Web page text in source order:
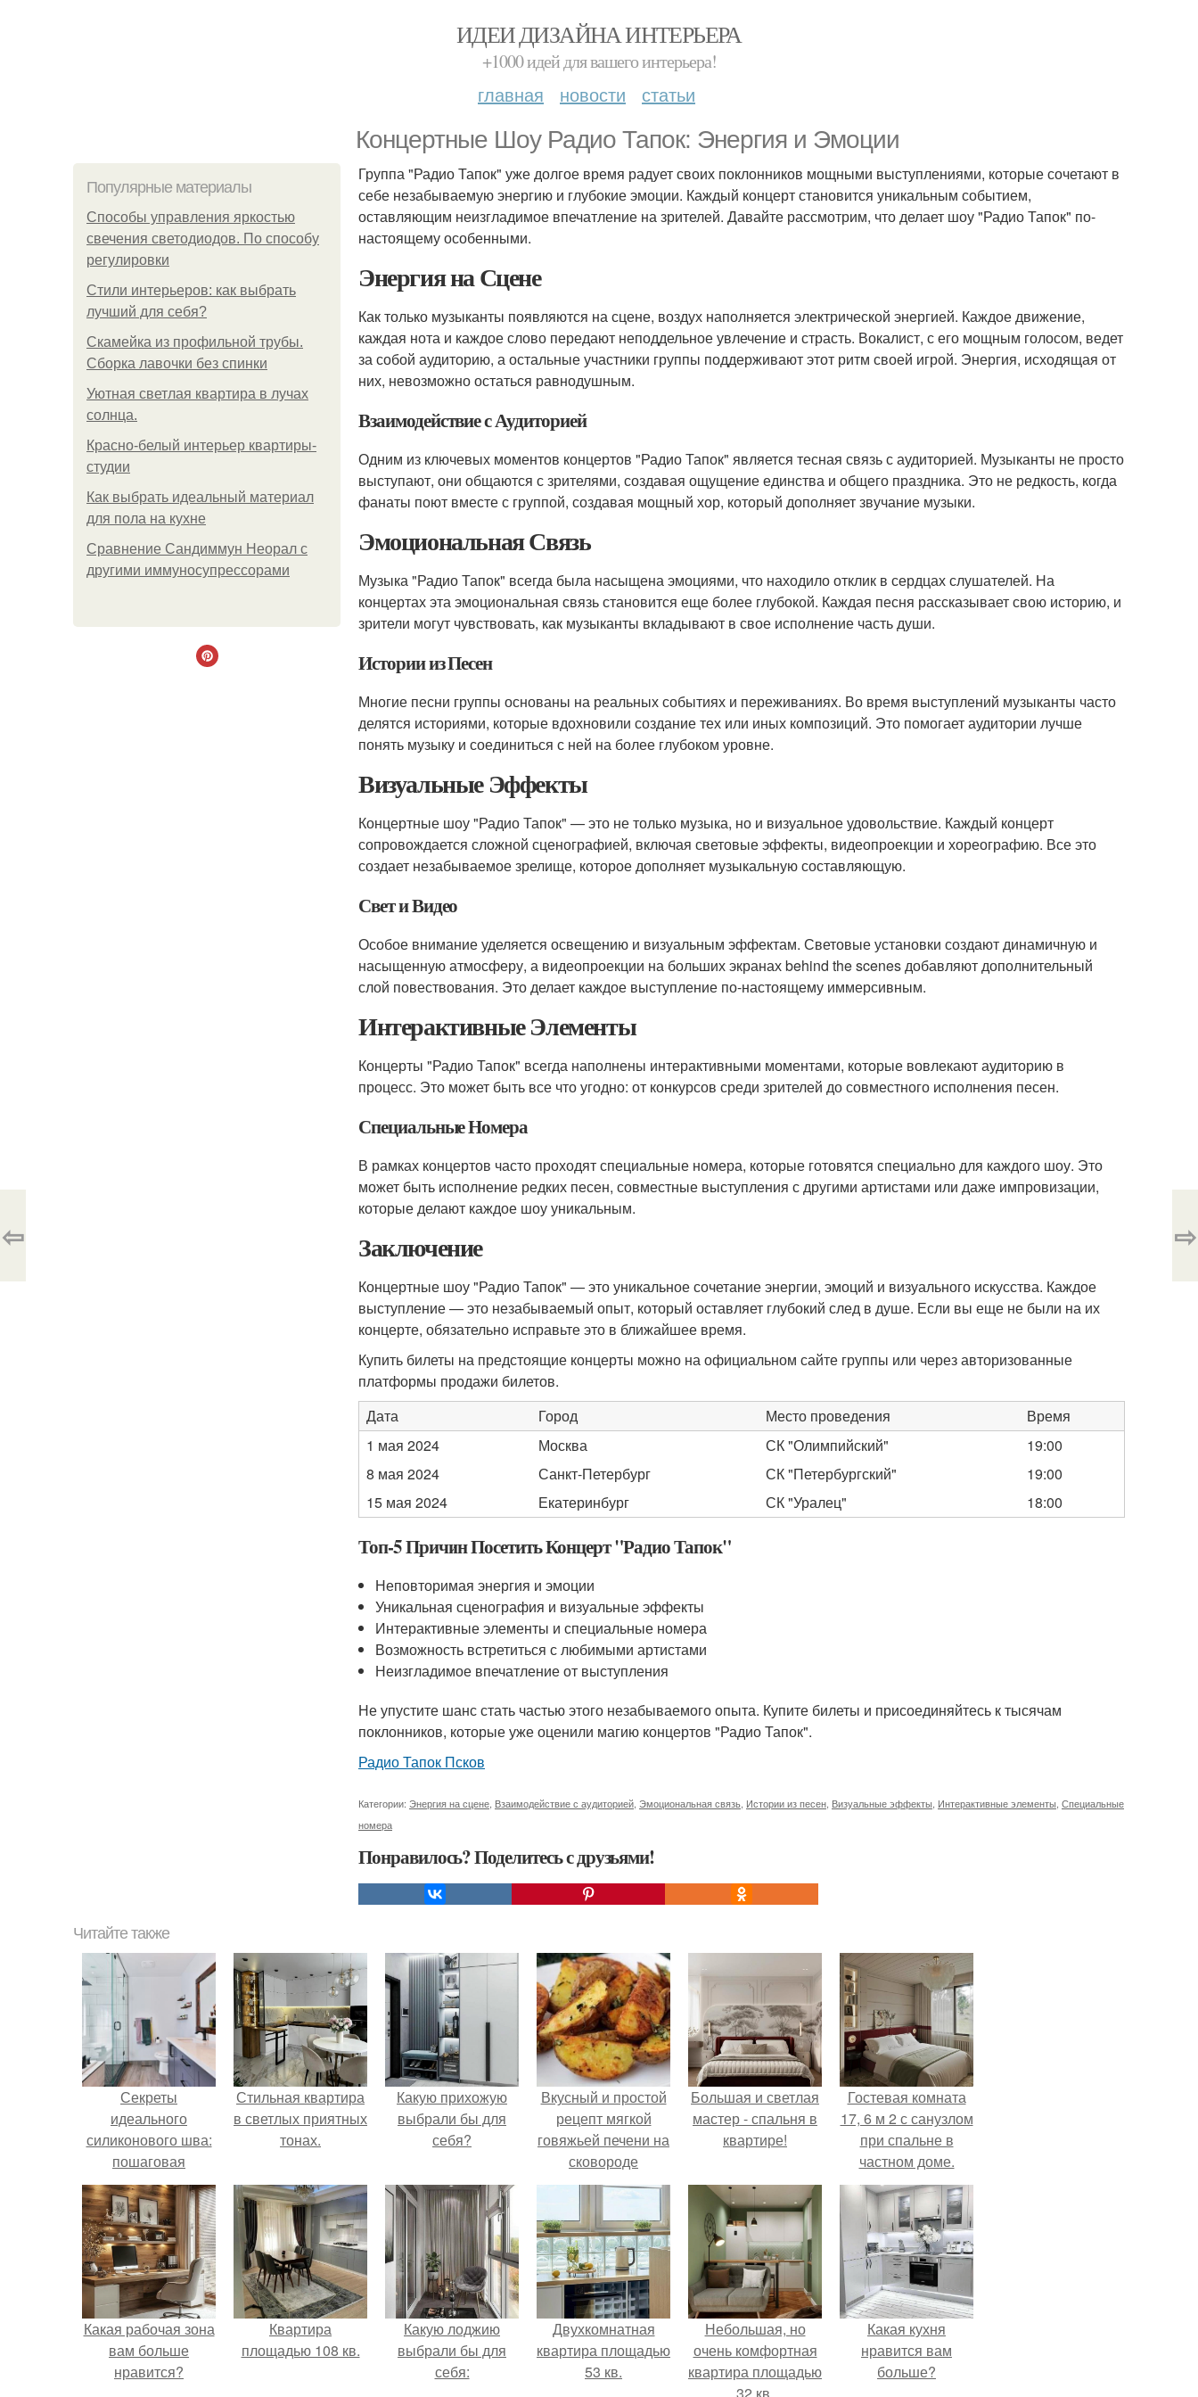
ИДЕИ ДИЗАЙНА ИНТЕРЬЕРА
+1000 идей для вашего интерьера!
главная новости статьи
Концертные Шоу Радио Тапок: Энергия и Эмоции
Популярные материалы
Способы управления яркостью
свечения светодиодов. По способу
регулировки
Стили интерьеров: как выбрать
лучший для себя?
Скамейка из профильной трубы.
Сборка лавочки без спинки
Уютная светлая квартира в лучах
солнца.
Красно-белый интерьер квартиры-
студии
Как выбрать идеальный материал
для пола на кухне
Сравнение Сандиммун Неорал с
другими иммуносупрессорами
Группа "Радио Тапок" уже долгое время радует своих поклонников мощными выступлениями, которые сочетают в
себе незабываемую энергию и глубокие эмоции. Каждый концерт становится уникальным событием,
оставляющим неизгладимое впечатление на зрителей. Давайте рассмотрим, что делает шоу "Радио Тапок" по-
настоящему особенными.
Энергия на Сцене
Как только музыканты появляются на сцене, воздух наполняется электрической энергией. Каждое движение,
каждая нота и каждое слово передают неподдельное увлечение и страсть. Вокалист, с его мощным голосом, ведет
за собой аудиторию, а остальные участники группы поддерживают этот ритм своей игрой. Энергия, исходящая от
них, невозможно остаться равнодушным.
Взаимодействие с Аудиторией
Одним из ключевых моментов концертов "Радио Тапок" является тесная связь с аудиторией. Музыканты не просто
выступают, они общаются с зрителями, создавая ощущение единства и общего праздника. Это не редкость, когда
фанаты поют вместе с группой, создавая мощный хор, который дополняет звучание музыки.
Эмоциональная Связь
Музыка "Радио Тапок" всегда была насыщена эмоциями, что находило отклик в сердцах слушателей. На
концертах эта эмоциональная связь становится еще более глубокой. Каждая песня рассказывает свою историю, и
зрители могут чувствовать, как музыканты вкладывают в свое исполнение часть души.
Истории из Песен
Многие песни группы основаны на реальных событиях и переживаниях. Во время выступлений музыканты часто
делятся историями, которые вдохновили создание тех или иных композиций. Это помогает аудитории лучше
понять музыку и соединиться с ней на более глубоком уровне.
Визуальные Эффекты
Концертные шоу "Радио Тапок" — это не только музыка, но и визуальное удовольствие. Каждый концерт
сопровождается сложной сценографией, включая световые эффекты, видеопроекции и хореографию. Все это
создает незабываемое зрелище, которое дополняет музыкальную составляющую.
Свет и Видео
Особое внимание уделяется освещению и визуальным эффектам. Световые установки создают динамичную и
насыщенную атмосферу, а видеопроекции на больших экранах behind the scenes добавляют дополнительный
слой повествования. Это делает каждое выступление по-настоящему иммерсивным.
Интерактивные Элементы
Концерты "Радио Тапок" всегда наполнены интерактивными моментами, которые вовлекают аудиторию в
процесс. Это может быть все что угодно: от конкурсов среди зрителей до совместного исполнения песен.
Специальные Номера
В рамках концертов часто проходят специальные номера, которые готовятся специально для каждого шоу. Это
может быть исполнение редких песен, совместные выступления с другими артистами или даже импровизации,
которые делают каждое шоу уникальным.
Заключение
Концертные шоу "Радио Тапок" — это уникальное сочетание энергии, эмоций и визуального искусства. Каждое
выступление — это незабываемый опыт, который оставляет глубокий след в душе. Если вы еще не были на их
концерте, обязательно исправьте это в ближайшее время.
Купить билеты на предстоящие концерты можно на официальном сайте группы или через авторизованные
платформы продажи билетов.
Дата
Город Место проведения
Время
1 мая 2024
Москва СК "Олимпийский"
19:00
8 мая 2024
Санкт-Петербург СК "Петербургский"
19:00
15 мая 2024
Екатеринбург СК "Уралец" 18:00
Топ-5 Причин Посетить Концерт "Радио Тапок"
Неповторимая энергия и эмоции
Уникальная сценография и визуальные эффекты
Интерактивные элементы и специальные номера
Возможность встретиться с любимыми артистами
Неизгладимое впечатление от выступления
Не упустите шанс стать частью этого незабываемого опыта. Купите билеты и присоединяйтесь к тысячам
поклонников, которые уже оценили магию концертов "Радио Тапок".
Радио Тапок Псков
Категории: Энергия на сцене Взаимодействие с аудиторией Эмоциональная связь Истории из песен Визуальные эффекты Интерактивные элементы Специальные
номера
Понравилось? Поделитесь с друзьями!
⇦ ⇨
Читайте также
Секреты
идеального
силиконового шва:
пошаговая
инструкция
Стильная квартира
в светлых приятных
тонах.
Какую прихожую
выбрали бы для
себя?
Вкусный и простой
рецепт мягкой
говяжьей печени на
сковороде
Большая и светлая
мастер - спальня в
квартире!
Гостевая комната
17, 6 м 2 с санузлом
при спальне в
частном доме.
Какая рабочая зона
вам больше
нравится?
Квартира
площадью 108 кв.
Какую лоджию
выбрали бы для
себя:
Двухкомнатная
квартира площадью
53 кв.
Небольшая, но
очень комфортная
квартира площадью
Какая кухня
нравится вам
больше?